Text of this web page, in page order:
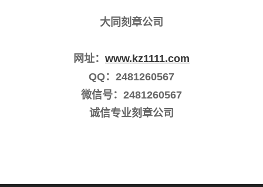
大同刻章公司
网址： www.kz1111.com
QQ：2481260567
微信号：2481260567
诚信专业刻章公司